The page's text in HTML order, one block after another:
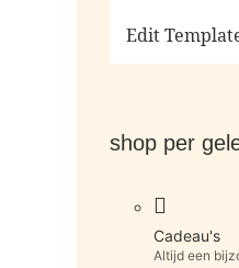
Edit
shop per
Cadeau's
Altijd een